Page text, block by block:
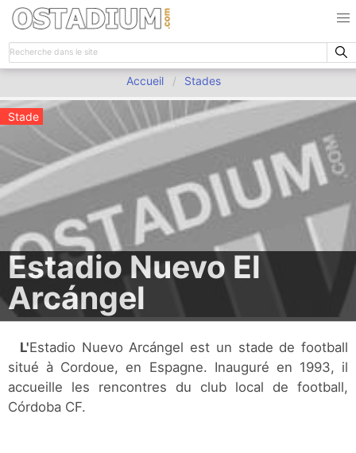
Accueil Stades
Stade
Estadio Nuevo El
Arcángel
L'Estadio Nuevo Arcángel est un stade de football
situé à Cordoue, en Espagne. Inauguré en 1993, il
accueille les rencontres du club local de football,
Córdoba CF.